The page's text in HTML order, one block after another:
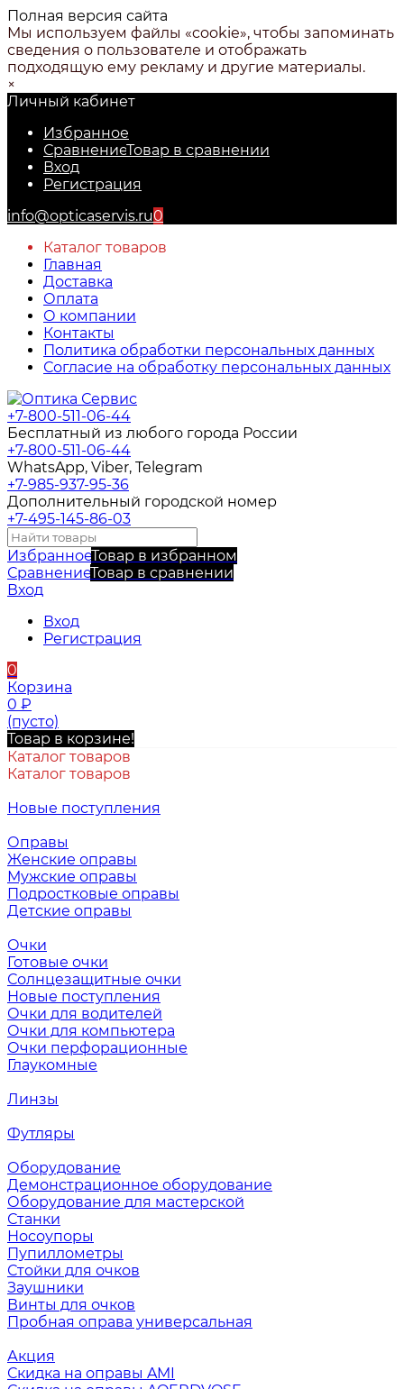
Полная версия сайта
Мы используем файлы «cookie», чтобы запоминать
сведения о пользователе и отображать
подходящую ему рекламу и другие материалы.
×
Личный кабинет
Избранное
СравнениеТовар в сравнении
Вход
Регистрация
info@opticaservis.ru0
Каталог товаров
Главная
Доставка
Оплата
О компании
Контакты
Политика обработки персональных данных
Согласие на обработку персональных данных
+7-800-511-06-44
Бесплатный из любого города России
+7-800-511-06-44
WhatsApp, Viber, Telegram
+7-985-937-95-36
Дополнительный городской номер
+7-495-145-86-03
ИзбранноеТовар в избранном
СравнениеТовар в сравнении
Вход
Вход
Регистрация
0
Корзина
0 ₽
(пусто)
Товар в корзине!
Каталог товаров
Каталог товаров
Новые поступления
Оправы
Женские оправы
Мужские оправы
Подростковые оправы
Детские оправы
Очки
Готовые очки
Солнцезащитные очки
Новые поступления
Очки для водителей
Очки для компьютера
Очки перфорационные
Глаукомные
Линзы
Футляры
Оборудование
Демонстрационное оборудование
Оборудование для мастерской
Станки
Носоупоры
Пупиллометры
Стойки для очков
Заушники
Винты для очков
Пробная оправа универсальная
Акция
Скидка на оправы AMI